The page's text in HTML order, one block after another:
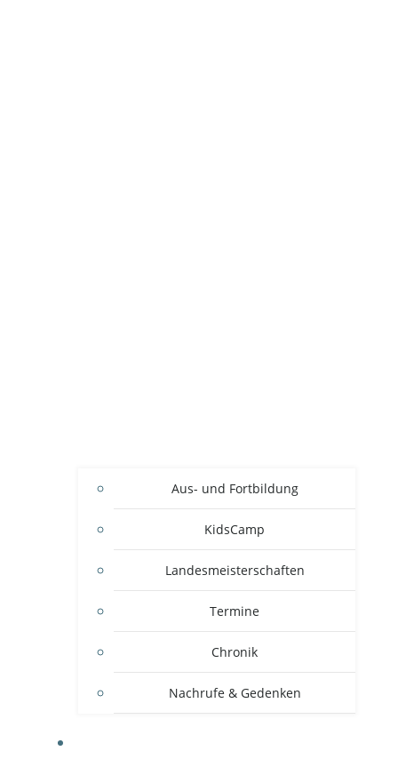
Aus- und Fortbildung
KidsCamp
Landesmeisterschaften
Termine
Chronik
Nachrufe & Gedenken